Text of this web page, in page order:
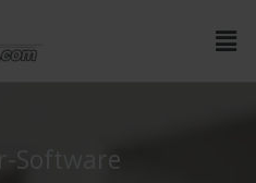
Software